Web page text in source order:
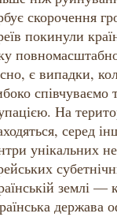
скорочення
покинули
є випадки,
На
серед
унікальних
землі —
держава